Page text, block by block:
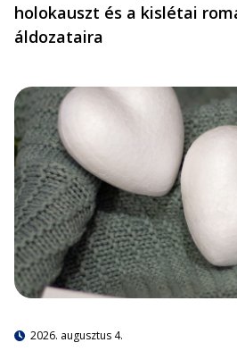
holokauszt és a kislétai
áldozataira
2026. augusztus 4.